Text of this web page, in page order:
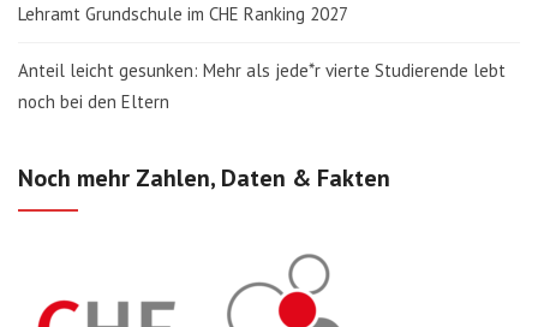
Lehramt Grundschule im CHE Ranking 2027
Anteil leicht gesunken: Mehr als jede*r vierte Studierende lebt
noch bei den Eltern
Noch mehr Zahlen, Daten & Fakten